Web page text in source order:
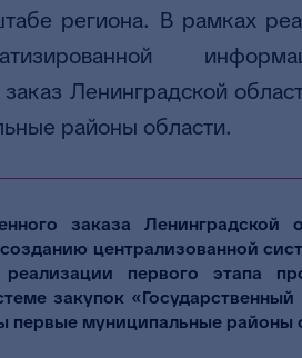
региона. В рамках
заказ Ленинградской
районы области.
заказа Ленинградской
централизованной
первого этапа
закупок
муниципальные районы